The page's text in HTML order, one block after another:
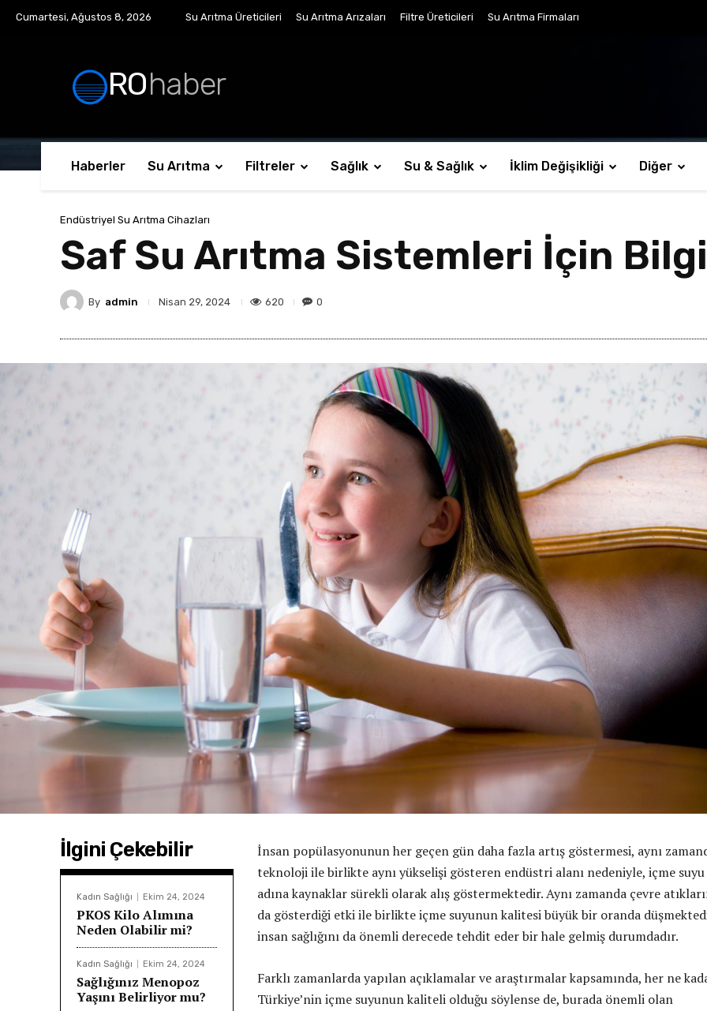
Cumartesi, Ağustos 8, 2026 Su Arıtma Üreticileri Su Arıtma Arızaları Filtre Üreticileri Su Arıtma Firmaları
ROhaber
Haberler Su Arıtma Filtreler Sağlık Su & Sağlık İklim Değişikliği Diğer
Endüstriyel Su Arıtma Cihazları
Saf Su Arıtma Sistemleri İçin
By admin Nisan 29, 2024 620 0
İlgini Çekebilir
Kadın Sağlığı Ekim 24, 2024
PKOS Kilo Alımına
Neden Olabilir mi?
Kadın Sağlığı Ekim 24, 2024
Sağlığınız Menopoz
Yaşını Belirliyor mu?
İnsan popülasyonunun her geçen gün daha fazla artış göstermesi, aynı
teknoloji ile birlikte aynı yükselişi gösteren endüstri alanı nedeniyle, içme suyu
adına kaynaklar sürekli olarak alış göstermektedir. Aynı zamanda çevre
da gösterdiği etki ile birlikte içme suyunun kalitesi büyük bir oranda
insan sağlığını da önemli derecede tehdit eder bir hale gelmiş durumdadır.
Farklı zamanlarda yapılan açıklamalar ve araştırmalar kapsamında, her ne
Türkiye’nin içme suyunun kaliteli olduğu söylense de, burada önemli olan